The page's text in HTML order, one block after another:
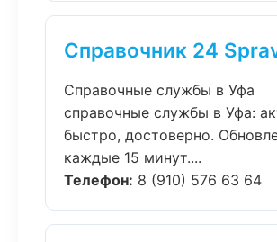
Справочник 24
Справочные службы в Уфа
справочные службы в Уфа:
быстро, достоверно.
каждые 15 минут....
Телефон: 8 (910) 576 63 64